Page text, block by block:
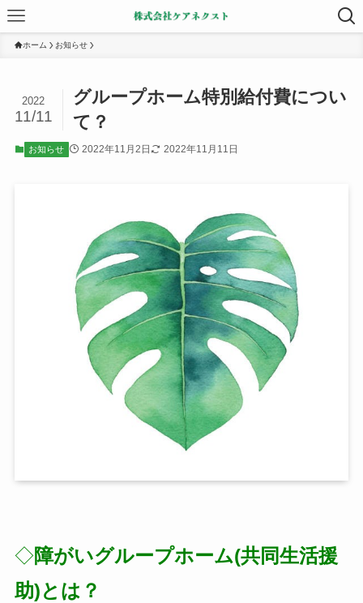
ホーム お知らせ
グループホーム特別給付費につい
て？
2022
11/11
お知らせ 2022年11月2日 2022年11月11日
◇障がいグループホーム(共同生活援
助)とは？